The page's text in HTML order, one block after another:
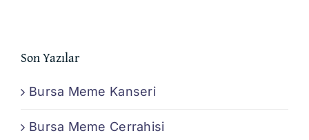
Son Yazılar
Bursa Meme Kanseri
Bursa Meme Cerrahisi